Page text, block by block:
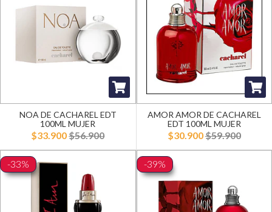
NOA DE CACHAREL EDT
100ML MUJER
$33.900$56.900
AMOR AMOR DE CACHAREL
EDT 100ML MUJER
$30.900$59.900
-33% -39%